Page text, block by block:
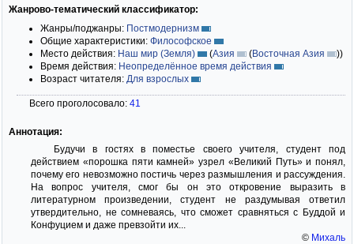
Жанрово-тематический классификатор:
Жанры/поджанры: Постмодернизм
Общие характеристики: Философское
Место действия: Наш мир (Земля) (Азия (Восточная Азия ))
Время действия: Неопределённое время действия
Возраст читателя: Для взрослых
Всего проголосовало: 41
Аннотация:
Будучи в гостях в поместье своего учителя, студент под
действием «порошка пяти камней» узрел «Великий Путь» и понял,
почему его невозможно постичь через размышления и рассуждения.
На вопрос учителя, смог бы он это откровение выразить в
литературном произведении, студент не раздумывая ответил
утвердительно, не сомневаясь, что сможет сравняться с Буддой и
Конфуцием и даже превзойти их...
© Михаль